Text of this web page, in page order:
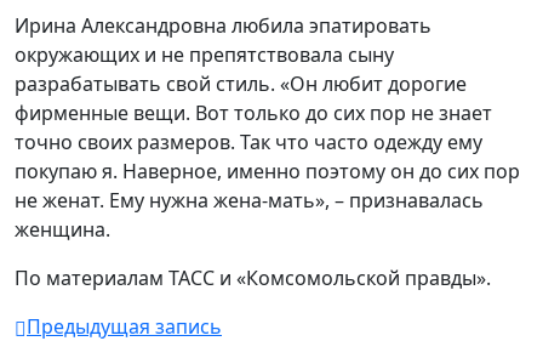
Ирина Александровна любила эпатировать
окружающих и не препятствовала сыну
разрабатывать свой стиль. «Он любит дорогие
фирменные вещи. Вот только до сих пор не знает
точно своих размеров. Так что часто одежду ему
покупаю я. Наверное, именно поэтому он до сих пор
не женат. Ему нужна жена-мать», – признавалась
женщина.
По материалам ТАСС и «Комсомольской правды».
Предыдущая запись